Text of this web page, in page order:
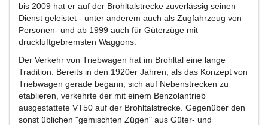
bis 2009 hat er auf der Brohltalstrecke zuverlässig seinen
Dienst geleistet - unter anderem auch als Zugfahrzeug von
Personen- und ab 1999 auch für Güterzüge mit
druckluftgebremsten Waggons.
Der Verkehr von Triebwagen hat im Brohltal eine lange
Tradition. Bereits in den 1920er Jahren, als das Konzept von
Triebwagen gerade begann, sich auf Nebenstrecken zu
etablieren, verkehrte der mit einem Benzolantrieb
ausgestattete VT50 auf der Brohltalstrecke. Gegenüber den
sonst üblichen "gemischten Zügen" aus Güter- und